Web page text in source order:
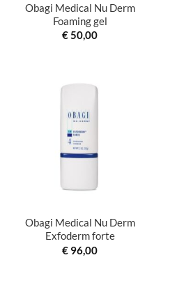
Obagi Medical Nu Derm
Foaming gel
€50,00
Obagi Medical Nu Derm
Exfoderm forte
€ 96,00